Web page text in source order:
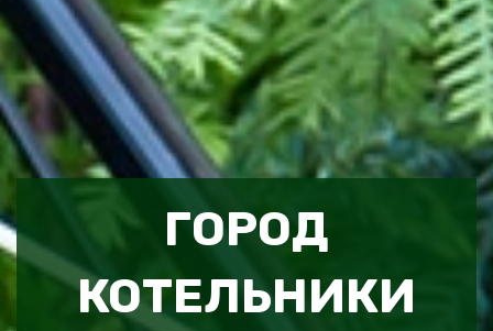
ГОРОД
КОТЕЛЬНИКИ